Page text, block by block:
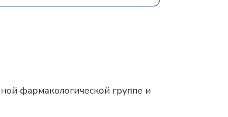
фармакологической группе и